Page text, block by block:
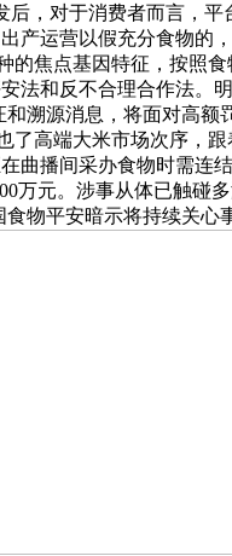
对于消费者而言，平
产运营以假充分食物的
的焦点基因特征，按照
法和反不合理合作法。
溯源消息，将面对高
了高端大米市场次序，
曲播间采办食物时需连
万元。涉事从体已触碰
物平安暗示将持续关心